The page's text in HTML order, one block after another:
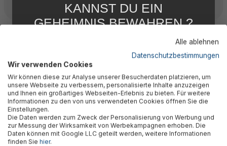
Alle ablehnen
Datenschutzbestimmungen
Wir verwenden Cookies
Wir können diese zur Analyse unserer Besucherdaten platzieren, um
unsere Webseite zu verbessern, personalisierte Inhalte anzuzeigen
und Ihnen ein großartiges Webseiten-Erlebnis zu bieten. Für weitere
Informationen zu den von uns verwendeten Cookies öffnen Sie die
Einstellungen.
Die Daten werden zum Zweck der Personalisierung von Werbung und
zur Messung der Wirksamkeit von Werbekampagnen erhoben. Die
Daten können mit Google LLC geteilt werden, weitere Informationen
finden Sie hier.
KANNST DU EIN
GEHEIMNIS BEWAHREN ?
FÜR DICH
Abonniere jetzt unseren kostenlosen
Newsletter, verpasse keine Neuigkeiten und
Aktionen mehr und sichere Dir 5 %
Willkommensrabatt auf nicht reduzierte Ware
bei Deiner ersten Bestellung !*
Email